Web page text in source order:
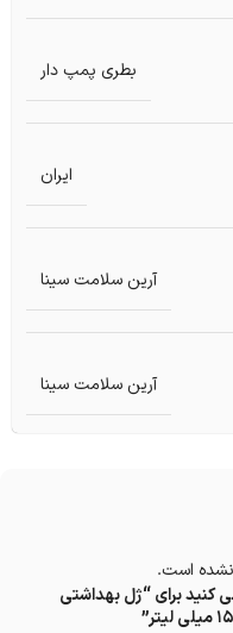
بطری پمپ دار
ایران
آرین سلامت سینا
آرین سلامت سینا
است.
کنید برای “ژل بهداشتی